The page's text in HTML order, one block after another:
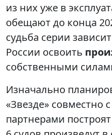
из них уже в
обещают до конца
судьба серии
России освоить
собственными
Изначально
«Звезде» совместно
партнерами